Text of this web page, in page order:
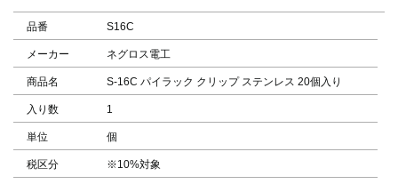
品番 S16C
メーカー ネグロス電工
商品名 S-16C パイラック クリップ ステンレス 20個入り
入り数 1
単位 個
税区分 ※10%対象